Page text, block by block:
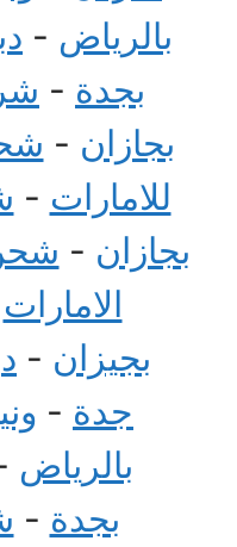
بالرياض -
بجدة -
بجازان -
للامارات -
بجازان -
الامارات
بجيزان -
جدة -
بالرياض
بجدة -